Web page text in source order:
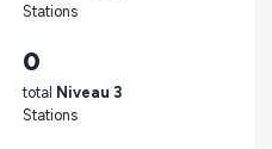
Stations
0
total Niveau 3
Stations